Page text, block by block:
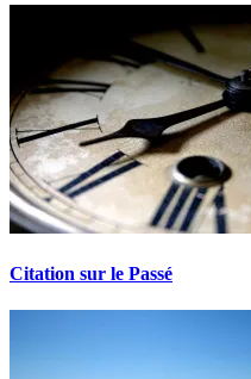
Citation sur le Passé